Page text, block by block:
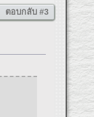
ตอบกลับ #3